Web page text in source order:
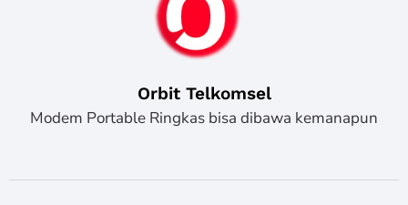
Orbit Telkomsel
Modem Portable Ringkas bisa dibawa kemanapun